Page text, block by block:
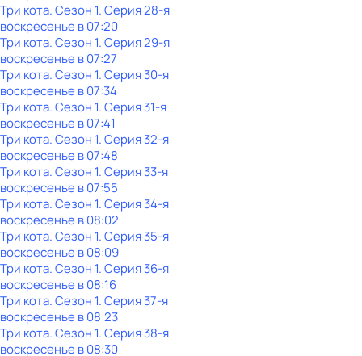
Три кота. Сезон 1. Серия 28-я
воскресенье в07:20
Три кота. Сезон 1. Серия 29-я
воскресенье в07:27
Три кота. Сезон 1. Серия 30-я
воскресенье в07:34
Три кота. Сезон 1. Серия 31-я
воскресенье в07:41
Три кота. Сезон 1. Серия 32-я
воскресенье в07:48
Три кота. Сезон 1. Серия 33-я
воскресенье в07:55
Три кота. Сезон 1. Серия 34-я
воскресенье в08:02
Три кота. Сезон 1. Серия 35-я
воскресенье в08:09
Три кота. Сезон 1. Серия 36-я
воскресенье в08:16
Три кота. Сезон 1. Серия 37-я
воскресенье в08:23
Три кота. Сезон 1. Серия 38-я
воскресенье в08:30